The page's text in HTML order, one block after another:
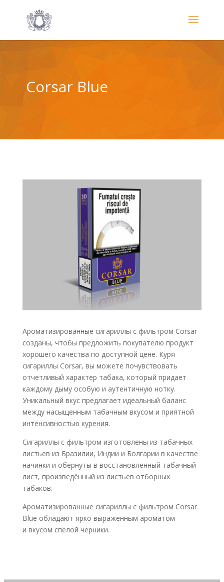
Corsar Blue
Ароматизированные сигариллы с фильтром Corsar
созданы, чтобы предложить покупателю продукт
хорошего качества по доступной цене. Куря
сигариллы Corsar, вы можете почувствовать
отчетливый характер табака, который придает
каждому дыму особую и аутентичную нотку.
Уникальный вкус предлагает идеальный баланс
между насыщенным табачным вкусом и приятной
интенсивностью курения.
Сигариллы c фильтром изготовлены из табачных
листьев из Бразилии, Индии и Болгарии в качестве
начинки и обёрнуты в восстановленный табачный
лист, произведённый из листьев отборных
табаков.
Ароматизированные сигариллы с фильтром Corsar
Blue обладают ярко выраженным ароматом
и вкусом спелой черники.